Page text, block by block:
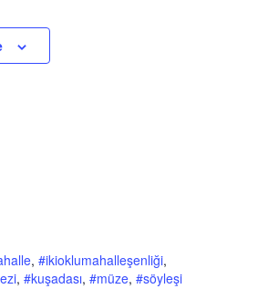
, #ikioklumahalleşenliği,
, #kuşadası, #müze, #söyleşi